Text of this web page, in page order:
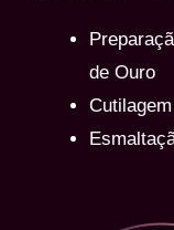
de Ouro